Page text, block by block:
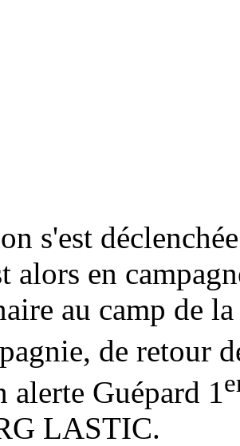
s'est
alors en
au camp de
de retour
alerte Guépard 1
LASTIC.